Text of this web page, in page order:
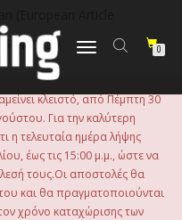
Εναλλαγή
0
κλειστό, από Πέμπτη 30
Για την καλύτερη
η τελευταία ημέρα λήψης
έως τις 15:00 μ.μ., ώστε να
τους.Οι αποστολές θα
και θα πραγματοποιούνται
χρόνο καταχώρισης των